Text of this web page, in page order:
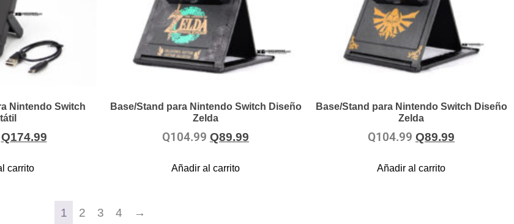
Nintendo Switch
Q174.99
carrito
Base/Stand para Nintendo Switch Diseño
Zelda
Q104.99 Q89.99
Añadir al carrito
Base/Stand para Nintendo Switch Diseño
Zelda
Q104.99 Q89.99
Añadir al carrito
1 2 3 4 →